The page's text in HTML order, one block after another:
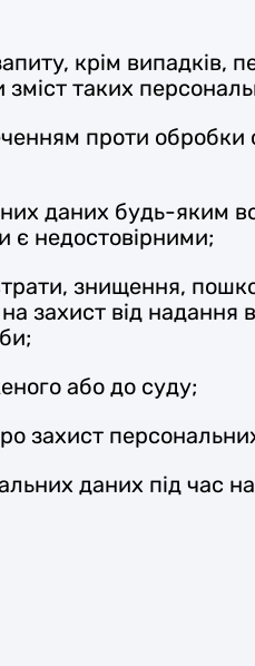
крім випадків,
таких
проти обробки
даних будь-яким
є недостовірними;
знищення,
захист від надання
або до суду;
захист
даних під час